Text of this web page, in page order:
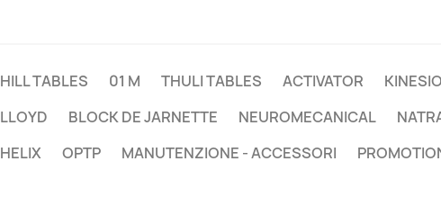
HILL TABLES 01 M THULI TABLES ACTIVATOR
LLOYD
BLOCK DE JARNETTE NEUROMECANICAL
HELIX
OPTP MANUTENZIONE - ACCESSORI